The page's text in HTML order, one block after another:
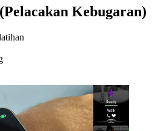
Kebugaran)